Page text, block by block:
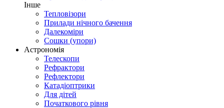
Інше
Тепловізори
Прилади нічного бачення
Далекоміри
Сошки (упори)
Астрономія
Телескопи
Рефрактори
Рефлектори
Катадіоптрики
Для дітей
Початкового рівня